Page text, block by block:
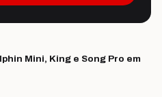
Mini, King e Song Pro em